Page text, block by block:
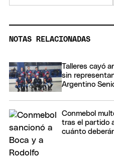
NOTAS RELACIONADAS
Talleres cayó
sin
Argentino
Conmebol
tras el partido
cuánto